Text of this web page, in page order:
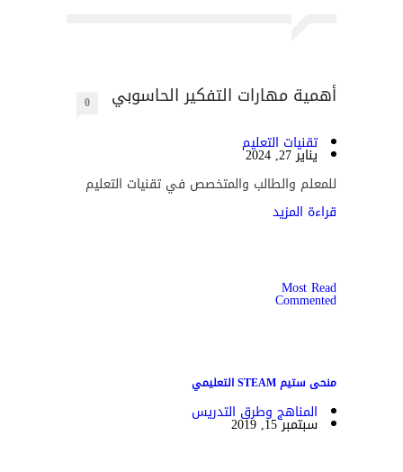
أهمية مهارات التفكير الحاسوبي 0
تقنيات التعليم
يناير 27, 2024
للمعلم والطالب والمتخصص في تقنيات التعليم
قراءة المزيد
Most Read
Commented
منحى ستيم STEAM التعليمي
المناهج وطرق التدريس
سبتمبر 15, 2019